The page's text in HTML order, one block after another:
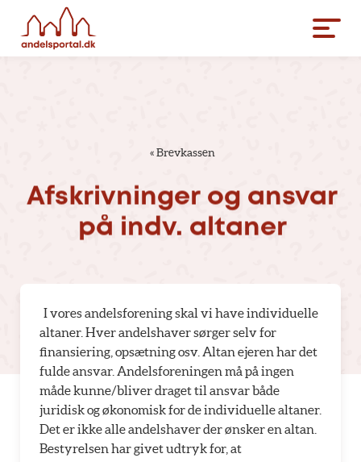
«Brevkassen
Afskrivninger og ansvar
på indv. altaner
I vores andelsforening skal vi have individuelle
altaner. Hver andelshaver sørger selv for
finansiering, opsætning osv. Altan ejeren har det
fulde ansvar. Andelsforeningen må på ingen
måde kunne/bliver draget til ansvar både
juridisk og økonomisk for de individuelle altaner.
Det er ikke alle andelshaver der ønsker en altan.
Bestyrelsen har givet udtryk for, at